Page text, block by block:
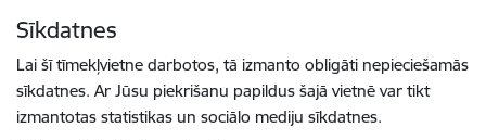
Sīkdatnes
Lai šī tīmekļvietne darbotos, tā izmanto obligāti nepieciešamās
sīkdatnes. Ar Jūsu piekrišanu papildus šajā vietnē var tikt
izmantotas statistikas un sociālo mediju sīkdatnes.